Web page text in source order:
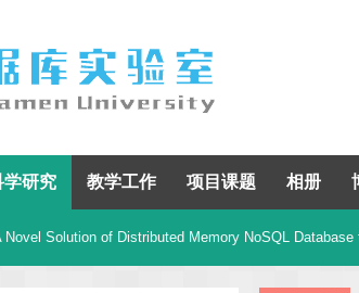
学研究 教学工作 项目课题 相册
Novel Solution of Distributed Memory NoSQL Database